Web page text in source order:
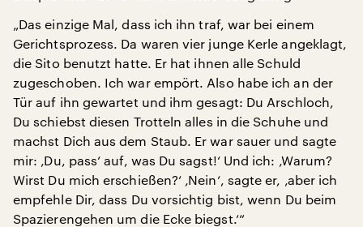
„Das einzige Mal, dass ich ihn traf, war bei einem
Gerichtsprozess. Da waren vier junge Kerle angeklagt,
die Sito benutzt hatte. Er hat ihnen alle Schuld
zugeschoben. Ich war empört. Also habe ich an der
Tür auf ihn gewartet und ihm gesagt: Du Arschloch,
Du schiebst diesen Trotteln alles in die Schuhe und
machst Dich aus dem Staub. Er war sauer und sagte
mir: ‚Du, pass‘ auf, was Du sagst!‘ Und ich: ‚Warum?
Wirst Du mich erschießen?‘ ‚Nein‘, sagte er, ‚aber ich
empfehle Dir, dass Du vorsichtig bist, wenn Du beim
Spazierengehen um die Ecke biegst.‘“